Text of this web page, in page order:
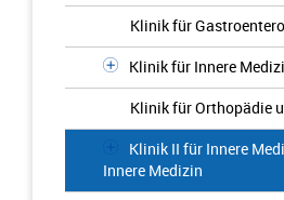
Klinik für
Klinik für Innere
Klinik für Orthopädie
Klinik II für Innere
Innere Medizin